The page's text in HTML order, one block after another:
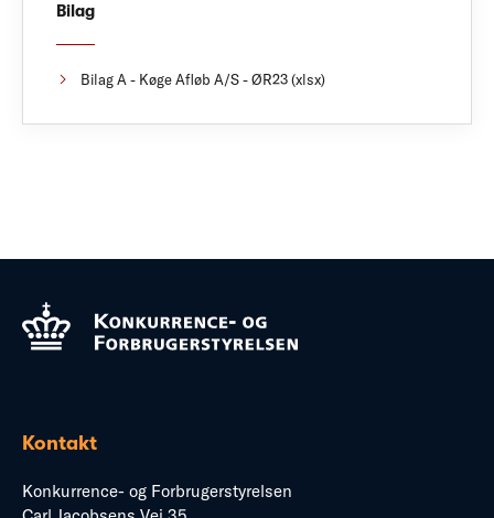
Bilag
Bilag A - Køge Afløb A/S - ØR23 (xlsx)
Kontakt
Konkurrence- og Forbrugerstyrelsen